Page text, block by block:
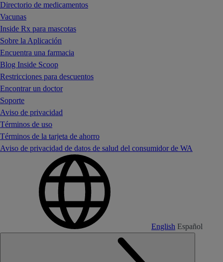
Directorio de medicamentos
Vacunas
Inside Rx para mascotas
Sobre la Aplicación
Encuentra una farmacia
Blog Inside Scoop
Restricciones para descuentos
Encontrar un doctor
Soporte
Aviso de privacidad
Términos de uso
Términos de la tarjeta de ahorro
Aviso de privacidad de datos de salud del consumidor de WA
English Español